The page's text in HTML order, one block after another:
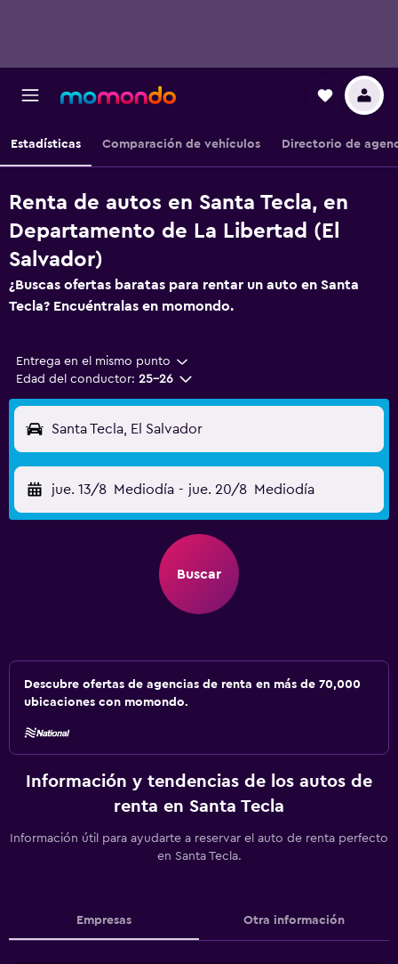
Estadísticas Comparación de vehículos Directorio de
Renta de autos en Santa Tecla, en
Departamento de La Libertad (El
Salvador)
¿Buscas ofertas baratas para rentar un auto en Santa
Tecla? Encuéntralas en momondo.
Entrega en el mismo punto
Edad del conductor: 25-26
Santa Tecla, El Salvador
jue. 13/8 Mediodía - jue. 20/8 Mediodía
Buscar
Descubre ofertas de agencias de renta en más de 70,000
ubicaciones con momondo.
Información y tendencias de los autos de
renta en Santa Tecla
Información útil para ayudarte a reservar el auto de renta perfecto
en Santa Tecla.
Empresas Otra información